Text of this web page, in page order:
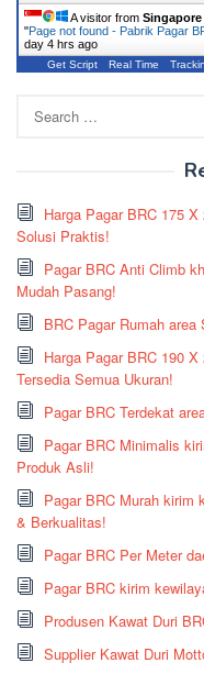
A visitor from Singapore
"Page not found - Pabrik Pagar
day 4 hrs ago
Get Script Real Time
for:
Harga Pagar BRC 175
Solusi Praktis!
Pagar BRC Anti Climb
Mudah Pasang!
BRC Pagar Rumah
Harga Pagar BRC 190
Tersedia Semua Ukuran!
Pagar BRC Terdekat
Pagar BRC Minimalis
Produk Asli!
Pagar BRC Murah kirim
& Berkualitas!
Pagar BRC Per Meter
Pagar BRC kirim
Produsen Kawat Duri
Supplier Kawat Duri